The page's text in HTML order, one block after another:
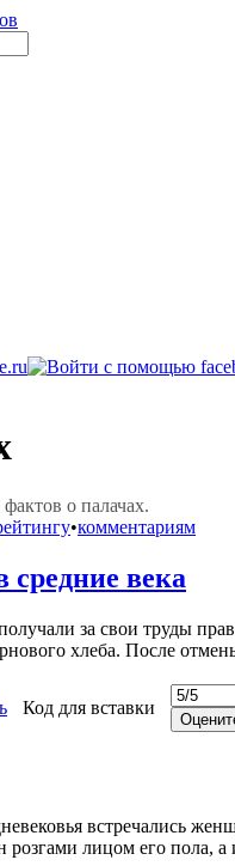
фактов о палачах.
•комментариям
средние века
за свои труды
хлеба. После
Код для вставки
встречались
розгами лицом его